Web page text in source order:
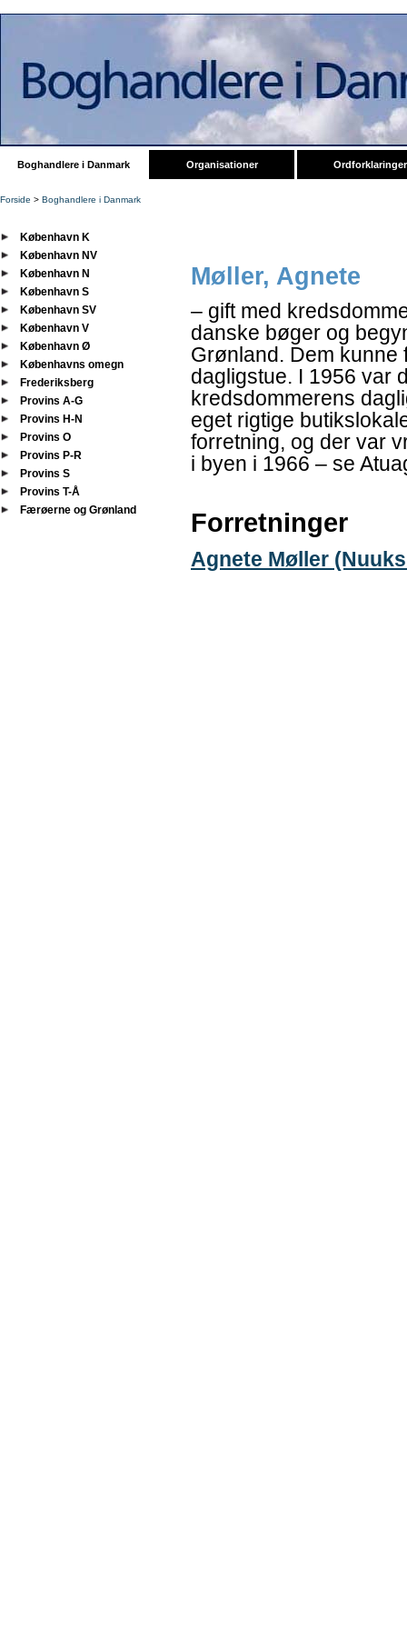
Boghandlere i Danmark Organisationer Ordforklaringer
Forside > Boghandlere i Danmark
København K
København NV
København N
København S
København SV
København V
København Ø
Københavns omegn
Frederiksberg
Provins A-G
Provins H-N
Provins O
Provins P-R
Provins S
Provins T-Å
Færøerne og Grønland
Møller, Agnete
– gift med
danske bøger og
Grønland. Dem kunne
dagligstue. I 1956 var
kredsdommerens
eget rigtige
forretning, og der var
i byen i 1966 – se
Forretninger
Agnete Møller